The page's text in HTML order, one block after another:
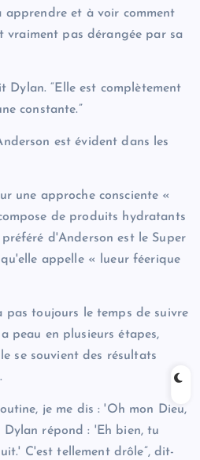
apprendre et à voir comment
vraiment pas dérangée par sa
Dylan. “Elle est complètement
constante.”
est évident dans les
une approche consciente «
de produits hydratants
d'Anderson est le Super
appelle « lueur féerique
pas toujours le temps de suivre
peau en plusieurs étapes,
se souvient des résultats
je me dis : 'Oh mon Dieu,
Dylan répond : 'Eh bien, tu
C'est tellement drôle”, dit-